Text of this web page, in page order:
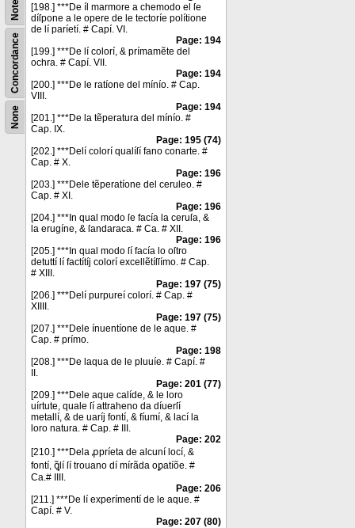
None
Concordance
Notes
[198.] ***De íl marmore a chemodo el ſe
díſpone a le opere de le tectoríe polítione
de lí paríetí. # Capí. VI.
Page: 194
[199.] ***De lí colorí, & prímamẽte del
ochra. # Capí. VII.
Page: 194
[200.] ***De le ratíone del mínío. # Cap.
VIII.
Page: 194
[201.] ***De la tẽperatura del mínío. #
Cap. IX.
Page: 195 (74)
[202.] ***Delí colorí qualíſí fano conarte. #
Cap. # X.
Page: 196
[203.] ***Dele tẽperatíone del ceruleo. #
Cap. # XI.
Page: 196
[204.] ***In qual modo ſe facía la ceruſa, &
la erugíne, & ſandaraca. # Ca. # XII.
Page: 196
[205.] ***In qual modo ſí facía lo oſtro
detuttí lí factítíj colorí excellẽtíſſímo. # Cap.
# XIII.
Page: 197 (75)
[206.] ***Delí purpureí colorí. # Cap. #
XIIII.
Page: 197 (75)
[207.] ***Dele ínuentíone de le aque. #
Cap. # prímo.
Page: 198
[208.] ***De laqua de le pluuíe. # Capí. #
II.
Page: 201 (77)
[209.] ***Dele aque calíde, & le loro
uírtute, quale ſí attraheno da díuerſí
metallí, & de uaríj fontí, & fíumí, & lací la
loro natura. # Cap. # III.
Page: 202
[210.] ***Dela ꝓpríeta de alcuní locí, &
fontí, ꝗ̃lí ſí trouano dí mírãda oꝑatíõe. #
Ca.# IIII.
Page: 206
[211.] ***De lí experímentí de le aque. #
Capí. # V.
Page: 207 (80)